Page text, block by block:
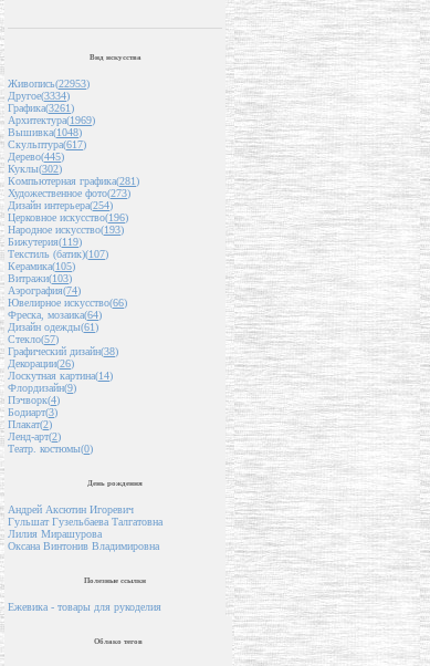
Вид искусства
Живопись(22953)
Другое(3334)
Графика(3261)
Архитектура(1969)
Вышивка(1048)
Скульптура(617)
Дерево(445)
Куклы(302)
Компьютерная графика(281)
Художественное фото(273)
Дизайн интерьера(254)
Церковное искусство(196)
Народное искусство(193)
Бижутерия(119)
Текстиль (батик)(107)
Керамика(105)
Витражи(103)
Аэрография(74)
Ювелирное искусство(66)
Фреска, мозаика(64)
Дизайн одежды(61)
Стекло(57)
Графический дизайн(38)
Декорации(26)
Лоскутная картина(14)
Флордизайн(9)
Пэчворк(4)
Бодиарт(3)
Плакат(2)
Ленд-арт(2)
Театр. костюмы(0)
День рождения
Андрей Аксютин Игоревич
Гульшат Гузельбаева Талгатовна
Лилия Мирашурова
Оксана Винтонив Владимировна
Полезные ссылки
Ежевика - товары для рукоделия
Облако тегов